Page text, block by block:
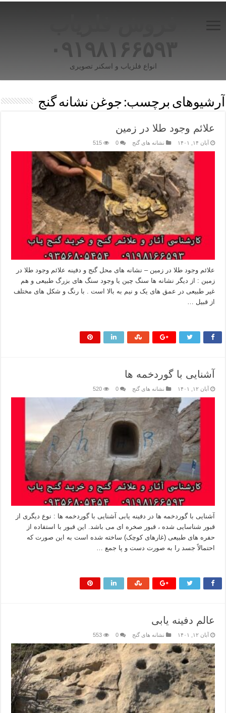
۰۹۱۹۸۱۶۶۵۹۳
انواع فلزیاب و اسکنر تصویری
آرشیوهای برچسب: جوغن نشانه گنج
علائم وجود طلا در زمین
آبان ۱۴, ۱۴۰۱ نشانه های گنج 0
515
علائم وجود طلا در زمین – نشانه های محل گنج و دفینه علائم وجود طلا در
زمین : از دیگر نشانه ها سنگ چین یا وجود سنگ های بزرگ طبیعی و هم
غیر طبیعی در عمق های یک و نیم به بالا است . با رنگ و شکل های مختلف
از قبیل …
آشنایی با گوردخمه ها
آبان ۱۲, ۱۴۰۱ نشانه های گنج 0
520
آشنایی با گوردخمه ها در دفینه یابی آشنایی با گوردخمه ها : نوع دیگری از
قبور شناسایی شده ، قبور صخره ای می باشد. این قبور با استفاده از
حفره های طبیعی (غارهای کوچک) ساخته شده است به این صورت که
احتمالاً جسد را به صورت دست و پا جمع …
عالم دفینه یابی
آبان ۱۲, ۱۴۰۱ نشانه های گنج 0
553